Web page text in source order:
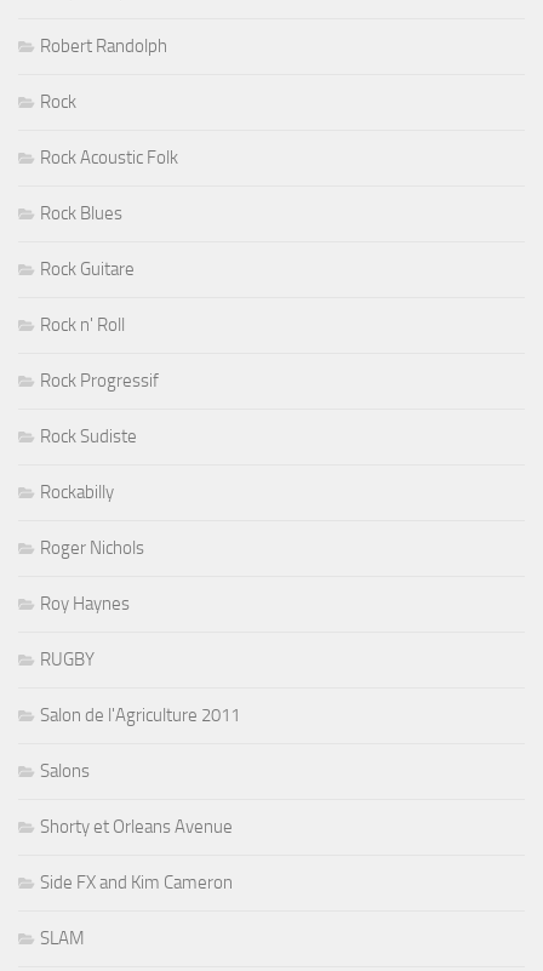
Robert Randolph
Rock
Rock Acoustic Folk
Rock Blues
Rock Guitare
Rock n' Roll
Rock Progressif
Rock Sudiste
Rockabilly
Roger Nichols
Roy Haynes
RUGBY
Salon de l'Agriculture 2011
Salons
Shorty et Orleans Avenue
Side FX and Kim Cameron
SLAM